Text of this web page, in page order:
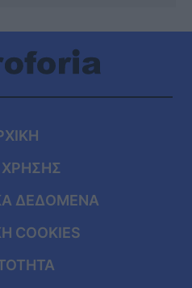
ΧΡΗΣΗΣ
ΔΕΔΟΜΕΝΑ
COOKIES